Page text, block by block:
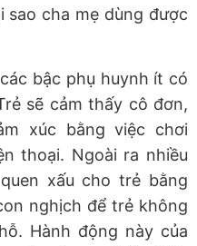
cha mẹ dùng được
bậc phụ huynh ít có
sẽ cảm thấy cô đơn,
xúc bằng việc chơi
thoại. Ngoài ra nhiều
xấu cho trẻ bằng
nghịch để trẻ không
Hành động này của